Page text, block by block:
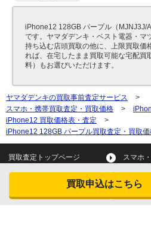
買取申込はこちら
iPhone12 128GB パープル（MJNJ3J/
です。ヤマダデンキ・ベスト電器・マ
持ち込む店頭買取の他に、上限買取価
れば、在宅したまま買取可能な宅配買
料）もお選びいただけます。
ヤマダデンキの買取事前査定サービス
>
スマホ・携帯買取査定・買取価格
>
iPhone12 買取価格表・査定
>
iPhone12 128GB パープル買取査定・買取価
買取査定トップページ スマホ
タブレット買取査定
スマートウォッチ買取査定